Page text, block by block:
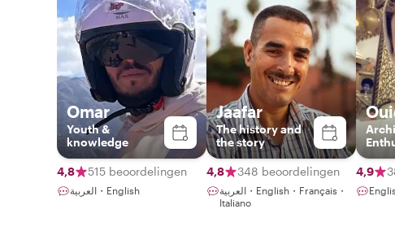
Omar
Youth &
knowledge
4,8 515 beoordelingen
العربية・English
Jaafar
The history and
the story
4,8 348 beoordelingen
العربية・English・Français・
Italiano
4,9